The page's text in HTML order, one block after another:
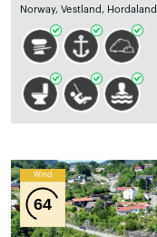
Norway, Vestland, Hordaland
Wind
64